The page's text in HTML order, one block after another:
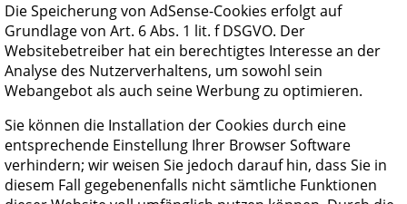
Die Speicherung von AdSense-Cookies erfolgt auf
Grundlage von Art. 6 Abs. 1 lit. f DSGVO. Der
Websitebetreiber hat ein berechtigtes Interesse an der
Analyse des Nutzerverhaltens, um sowohl sein
Webangebot als auch seine Werbung zu optimieren.
Sie können die Installation der Cookies durch eine
entsprechende Einstellung Ihrer Browser Software
verhindern; wir weisen Sie jedoch darauf hin, dass Sie in
diesem Fall gegebenenfalls nicht sämtliche Funktionen